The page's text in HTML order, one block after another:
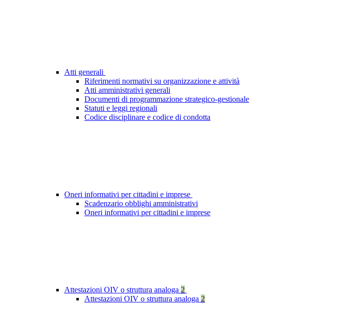
Atti generali
Riferimenti normativi su organizzazione e attività
Atti amministrativi generali
Documenti di programmazione strategico-gestionale
Statuti e leggi regionali
Codice disciplinare e codice di condotta
Oneri informativi per cittadini e imprese
Scadenzario obblighi amministrativi
Oneri informativi per cittadini e imprese
Attestazioni OIV o struttura analoga 2
Attestazioni OIV o struttura analoga 2